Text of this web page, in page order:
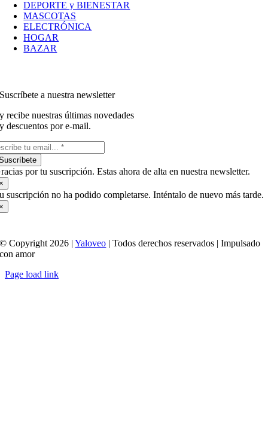
DEPORTE y BIENESTAR
MASCOTAS
ELECTRÓNICA
HOGAR
BAZAR
Suscríbete a nuestra newsletter
y recibe nuestras últimas novedades
y descuentos por e-mail.
por tu suscripción. Estas ahora de alta en nuestra newsletter.
suscripción no ha podido completarse. Inténtalo de nuevo más tarde.
© Copyright 2026 |Yaloveo | Todos derechos reservados | Impulsado
con amor
Page load link